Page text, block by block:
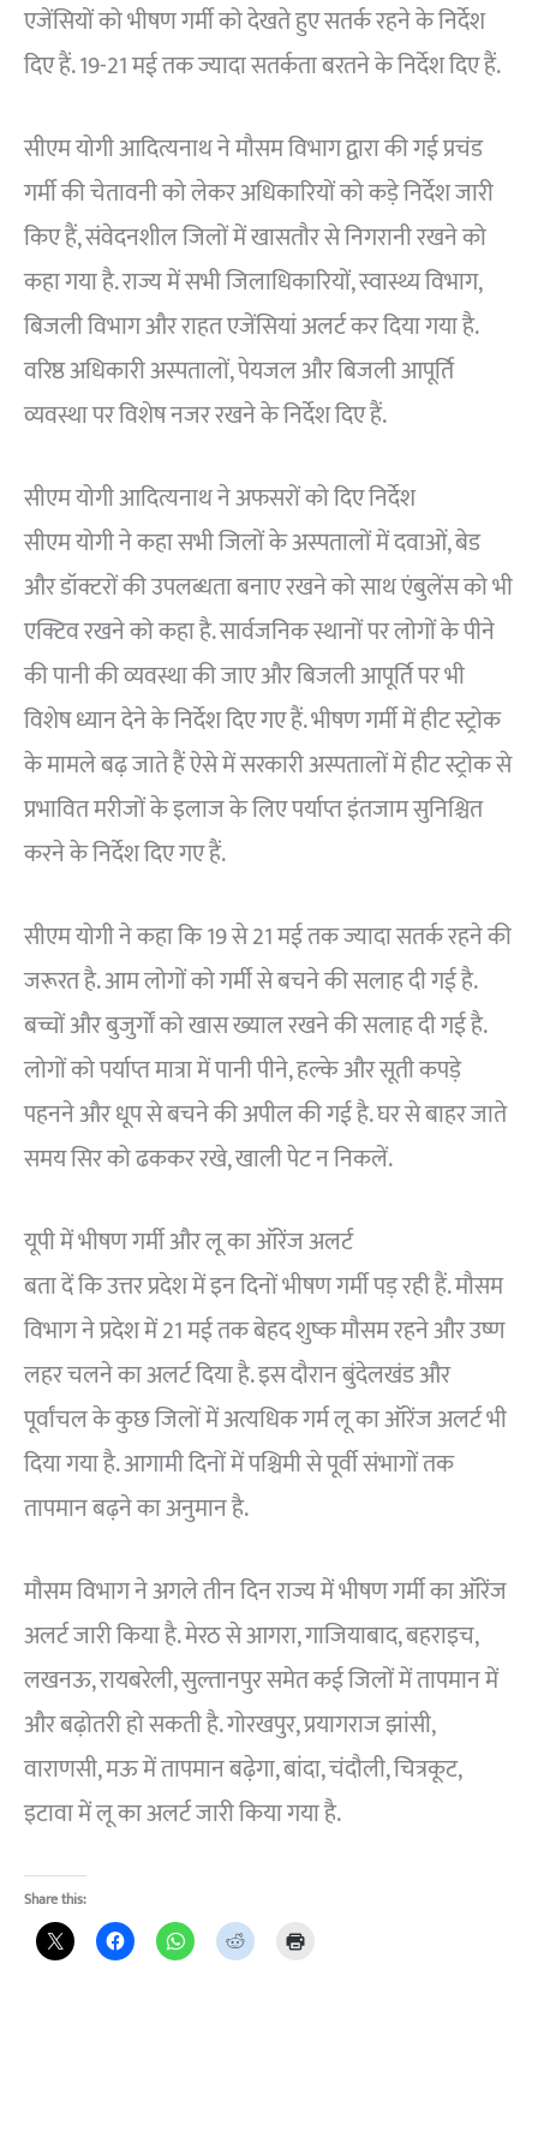
एजेंसियों को भीषण गर्मी को देखते हुए सतर्क रहने के निर्देश
दिए हैं. 19-21 मई तक ज्यादा सतर्कता बरतने के निर्देश दिए हैं.
सीएम योगी आदित्यनाथ ने मौसम विभाग द्वारा की गई प्रचंड
गर्मी की चेतावनी को लेकर अधिकारियों को कड़े निर्देश जारी
किए हैं, संवेदनशील जिलों में खासतौर से निगरानी रखने को
कहा गया है. राज्य में सभी जिलाधिकारियों, स्वास्थ्य विभाग,
बिजली विभाग और राहत एजेंसियां अलर्ट कर दिया गया है.
वरिष्ठ अधिकारी अस्पतालों, पेयजल और बिजली आपूर्ति
व्यवस्था पर विशेष नजर रखने के निर्देश दिए हैं.
सीएम योगी आदित्यनाथ ने अफसरों को दिए निर्देश
सीएम योगी ने कहा सभी जिलों के अस्पतालों में दवाओं, बेड
और डॉक्टरों की उपलब्धता बनाए रखने को साथ एंबुलेंस को भी
एक्टिव रखने को कहा है. सार्वजनिक स्थानों पर लोगों के पीने
की पानी की व्यवस्था की जाए और बिजली आपूर्ति पर भी
विशेष ध्यान देने के निर्देश दिए गए हैं. भीषण गर्मी में हीट स्ट्रोक
के मामले बढ़ जाते हैं ऐसे में सरकारी अस्पतालों में हीट स्ट्रोक से
प्रभावित मरीजों के इलाज के लिए पर्याप्त इंतजाम सुनिश्चित
करने के निर्देश दिए गए हैं.
सीएम योगी ने कहा कि 19 से 21 मई तक ज्यादा सतर्क रहने की
जरूरत है. आम लोगों को गर्मी से बचने की सलाह दी गई है.
बच्चों और बुजुर्गों को खास ख्याल रखने की सलाह दी गई है.
लोगों को पर्याप्त मात्रा में पानी पीने, हल्के और सूती कपड़े
पहनने और धूप से बचने की अपील की गई है. घर से बाहर जाते
समय सिर को ढककर रखे, खाली पेट न निकलें.
यूपी में भीषण गर्मी और लू का ऑरेंज अलर्ट
बता दें कि उत्तर प्रदेश में इन दिनों भीषण गर्मी पड़ रही हैं. मौसम
विभाग ने प्रदेश में 21 मई तक बेहद शुष्क मौसम रहने और उष्ण
लहर चलने का अलर्ट दिया है. इस दौरान बुंदेलखंड और
पूर्वांचल के कुछ जिलों में अत्यधिक गर्म लू का ऑरेंज अलर्ट भी
दिया गया है. आगामी दिनों में पश्चिमी से पूर्वी संभागों तक
तापमान बढ़ने का अनुमान है.
मौसम विभाग ने अगले तीन दिन राज्य में भीषण गर्मी का ऑरेंज
अलर्ट जारी किया है. मेरठ से आगरा, गाजियाबाद, बहराइच,
लखनऊ, रायबरेली, सुल्तानपुर समेत कई जिलों में तापमान में
और बढ़ोतरी हो सकती है. गोरखपुर, प्रयागराज झांसी,
वाराणसी, मऊ में तापमान बढ़ेगा, बांदा, चंदौली, चित्रकूट,
इटावा में लू का अलर्ट जारी किया गया है.
Share this: